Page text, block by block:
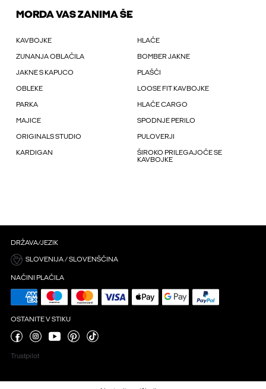
MORDA VAS ZANIMA ŠE
KAVBOJKE HLAČE
ZUNANJA OBLAČILA BOMBER JAKNE
JAKNE S KAPUCO PLAŠČI
OBLEKE LOOSE FIT KAVBOJKE
PARKA HLAČE CARGO
MAJICE SPODNJE PERILO
ORIGINALS STUDIO PULOVERJI
KARDIGAN
ŠIROKO PRILEGAJOČE SE
KAVBOJKE
DRŽAVA/JEZIK
SLOVENIJA / SLOVENŠČINA
NAČINI PLAČILA
OSTANITE V STIKU
Trustpilot